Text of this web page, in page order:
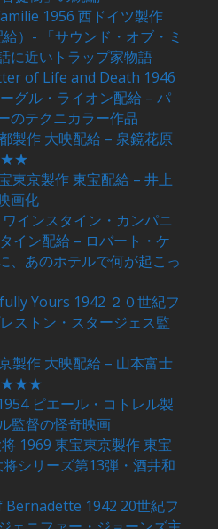
1956 西ドイツ製作
給）- 「サウンド・オブ・ミ
に近いトラップ家物語
of Life and Death 1946
グル・ライオン配給 – パ
のテクニカラー作品
製作 大映配給 – 泉鏡花原
東京製作 東宝配給 – 井上
画化
インスタイン・カンパニ
イン配給 – ロバート・ケ
、あのホテルで何が起こっ
Yours 1942 ２０世紀フ
ストン・スタージェス監
製作 大映配給 – 山本富士
★★★★
ピエール・コトレル製
監督の怪奇映画
1969 東宝東京製作 東宝
シリーズ第13弾・酒井和
1942 20世紀フ